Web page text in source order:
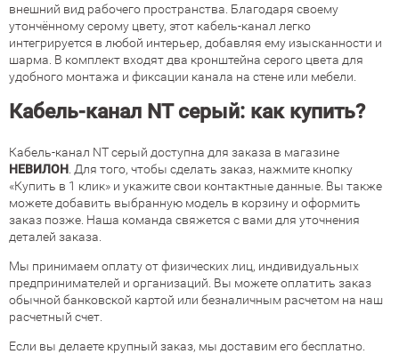
внешний вид рабочего пространства. Благодаря своему
утончённому серому цвету, этот кабель-канал легко
интегрируется в любой интерьер, добавляя ему изысканности и
шарма. В комплект входят два кронштейна серого цвета для
удобного монтажа и фиксации канала на стене или мебели.
Кабель-канал NT серый: как купить?
Кабель-канал NT серый доступна для заказа в магазине
НЕВИЛОН . Для того, чтобы сделать заказ, нажмите кнопку
«Купить в 1 клик» и укажите свои контактные данные. Вы также
можете добавить выбранную модель в корзину и оформить
заказ позже. Наша команда свяжется с вами для уточнения
деталей заказа.
Мы принимаем оплату от физических лиц, индивидуальных
предпринимателей и организаций. Вы можете оплатить заказ
обычной банковской картой или безналичным расчетом на наш
расчетный счет.
Если вы делаете крупный заказ, мы доставим его бесплатно.